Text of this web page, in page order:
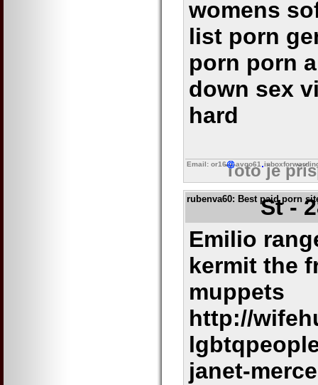
womens
list porn
porn porn
down sex
hard
Email: or16 avgo61
Toto je
rubenva60: Best paid porn
St -
Emilio
kermit the
muppets
http://
janet-